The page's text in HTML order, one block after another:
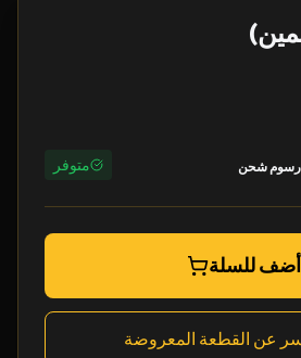
رسوم شحن متوفر
أضف للسلة
عن القطعة المعروضة